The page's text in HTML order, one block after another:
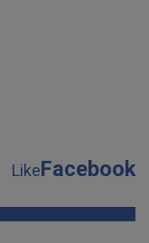
LikeFacebook